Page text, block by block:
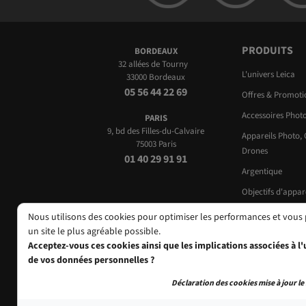
BORDEAUX
32 allées de Tourny
33000 Bordeaux
05 56 44 22 69
PARIS
9, bd des Filles-du-Calvaire
75003 Paris
01 40 29 91 91
PRODUITS
L'univers Leica
Offres &
Accessoires
Appareils Photo,
Drones
Argentique
Objectifs
Occasions
Nous utilisons des cookies pour optimiser les performances et
un site le plus agréable possible.
Acceptez-vous ces cookies ainsi que les implications associées à
de vos données personnelles ?
Déclaration des cookies mise à jour le